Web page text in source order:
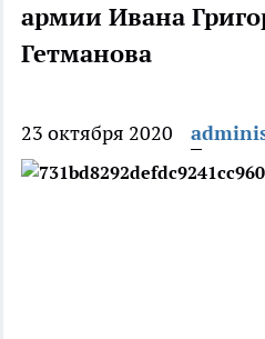
армии Ивана
Гетманова
23 октября 2020